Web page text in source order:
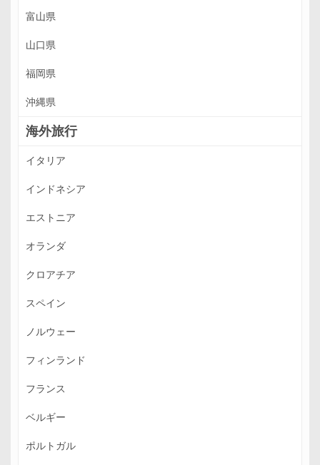
富山県
山口県
福岡県
沖縄県
海外旅行
イタリア
インドネシア
エストニア
オランダ
クロアチア
スペイン
ノルウェー
フィンランド
フランス
ベルギー
ポルトガル